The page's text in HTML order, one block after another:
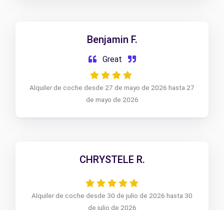
Benjamin F.
Great
Alquiler de coche desde 27 de mayo de 2026 hasta 27
de mayo de 2026
CHRYSTELE R.
Alquiler de coche desde 30 de julio de 2026 hasta 30
de julio de 2026